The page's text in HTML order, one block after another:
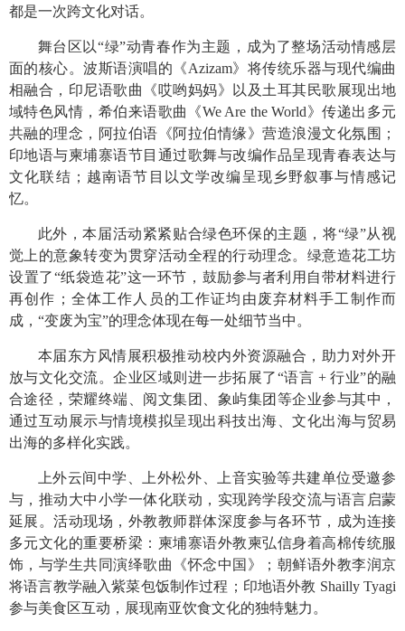
都是一次跨文化对话。
舞台区以“绿”动青春作为主题，成为了整场活动情感层
面的核心。波斯语演唱的《Azizam》将传统乐器与现代编曲
相融合，印尼语歌曲《哎哟妈妈》以及土耳其民歌展现出地
域特色风情，希伯来语歌曲《We Are the World》传递出多元
共融的理念，阿拉伯语《阿拉伯情缘》营造浪漫文化氛围；
印地语与柬埔寨语节目通过歌舞与改编作品呈现青春表达与
文化联结；越南语节目以文学改编呈现乡野叙事与情感记
忆。
此外，本届活动紧紧贴合绿色环保的主题，将“绿”从视
觉上的意象转变为贯穿活动全程的行动理念。绿意造花工坊
设置了“纸袋造花”这一环节，鼓励参与者利用自带材料进行
再创作；全体工作人员的工作证均由废弃材料手工制作而
成，“变废为宝”的理念体现在每一处细节当中。
本届东方风情展积极推动校内外资源融合，助力对外开
放与文化交流。企业区域则进一步拓展了“语言 +行业”的融
合途径，荣耀终端、阅文集团、象屿集团等企业参与其中，
通过互动展示与情境模拟呈现出科技出海、文化出海与贸易
出海的多样化实践。
上外云间中学、上外松外、上音实验等共建单位受邀参
与，推动大中小学一体化联动，实现跨学段交流与语言启蒙
延展。活动现场，外教教师群体深度参与各环节，成为连接
多元文化的重要桥梁：柬埔寨语外教柬弘信身着高棉传统服
饰，与学生共同演绎歌曲《怀念中国》；朝鲜语外教李润京
将语言教学融入紫菜包饭制作过程；印地语外教 Shailly Tyagi
参与美食区互动，展现南亚饮食文化的独特魅力。